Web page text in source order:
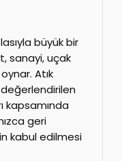
büyük bir
sanayi, uçak
Atık
kapsamında
geri
kabul edilmesi